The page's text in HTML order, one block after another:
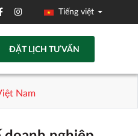
Tiếng việt
ĐẶT LỊCH TƯ VẤN
Nam